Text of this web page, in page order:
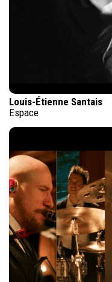
Louis-Étienne Santais
Espace